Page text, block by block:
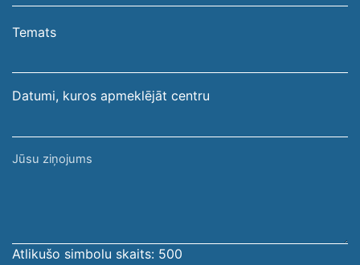
e-
pasta
Temats
Datumi, kuros apmeklējāt centru
Jūsu
Atlikušo simbolu skaits: 500